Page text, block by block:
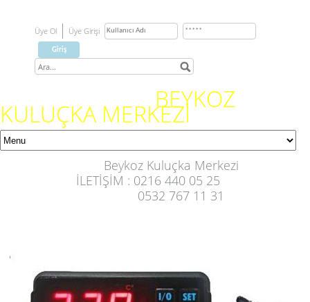
Üye Ol Üye Girişi
BEYKOZ
KULUÇKA MERKEZİ
Beykoz Kuluçka Merkezi
İLETİŞİM : 0216 440 05 25
0532 767 11 31